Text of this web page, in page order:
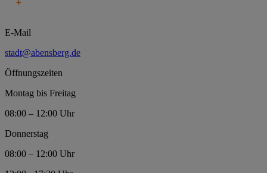
E-Mail
stadt@abensberg.de
Öffnungszeiten
Montag bis Freitag
08:00 – 12:00 Uhr
Donnerstag
08:00 – 12:00 Uhr